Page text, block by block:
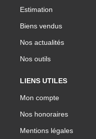
Estimation
Biens vendus
Nos actualités
Nos outils
LIENS UTILES
Mon compte
Nos honoraires
Mentions légales